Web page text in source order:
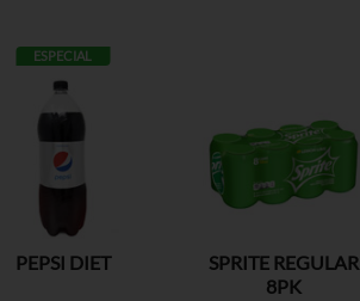
ESPECIAL
PEPSI DIET
SPRITE REGULAR
8PK